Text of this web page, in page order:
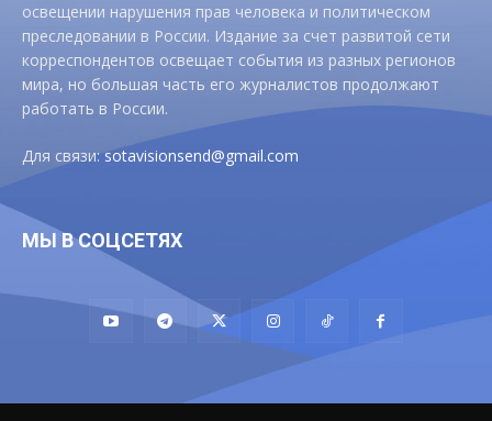
освещении нарушения прав человека и политическом
преследовании в России. Издание за счет развитой сети
корреспондентов освещает события из разных регионов
мира, но большая часть его журналистов продолжают
работать в России.
Для связи:sotavisionsend@gmail.com
МЫ В СОЦСЕТЯХ